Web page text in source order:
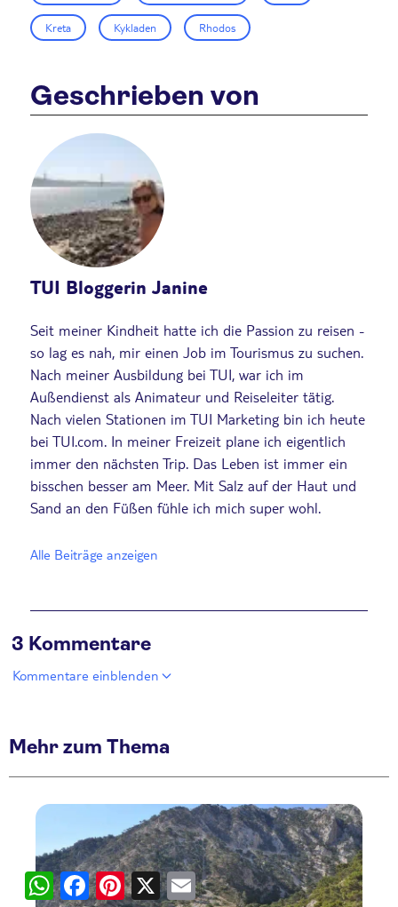
Kreta Kykladen Rhodos
Geschrieben von
TUI Bloggerin Janine
Seit meiner Kindheit hatte ich die Passion zu reisen -
so lag es nah, mir einen Job im Tourismus zu suchen.
Nach meiner Ausbildung bei TUI, war ich im
Außendienst als Animateur und Reiseleiter tätig.
Nach vielen Stationen im TUI Marketing bin ich heute
bei TUI.com. In meiner Freizeit plane ich eigentlich
immer den nächsten Trip. Das Leben ist immer ein
bisschen besser am Meer. Mit Salz auf der Haut und
Sand an den Füßen fühle ich mich super wohl.
Alle Beiträge anzeigen
3 Kommentare
Kommentare einblenden
Mehr zum Thema
WhatsAppFacebookPinterest
X Email